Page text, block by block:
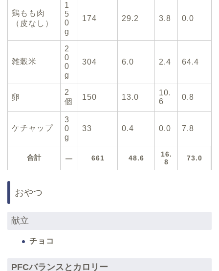
鶏もも肉
（皮なし）
1
5
0
g
174 29.2 3.8 0.0
雑穀米
2
0
0
g
304 6.0 2.4 64.4
卵
2
個
150 13.0
10.
6
0.8
ケチャップ
3
0
g
33 0.4 0.0 7.8
合計 — 661 48.6
16.
8
73.0
おやつ
献立
チョコ
PFCバランスとカロリー